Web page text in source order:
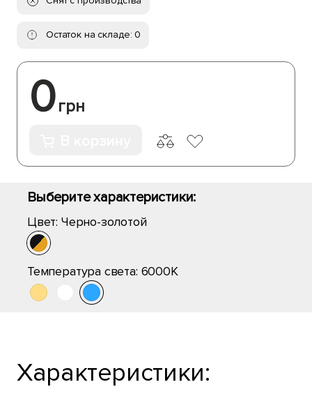
Остаток на складе: 0
0грн
Выберите характеристики:
Цвет: Черно-золотой
Температура света: 6000K
Характеристики: